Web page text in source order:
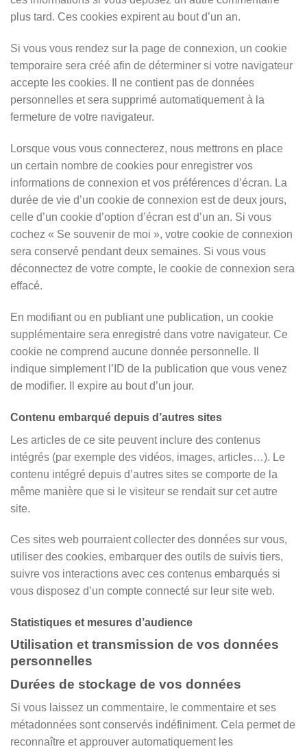
plus tard. Ces cookies expirent au bout d’un an.
Si vous vous rendez sur la page de connexion, un cookie
temporaire sera créé afin de déterminer si votre navigateur
accepte les cookies. Il ne contient pas de données
personnelles et sera supprimé automatiquement à la
fermeture de votre navigateur.
Lorsque vous vous connecterez, nous mettrons en place
un certain nombre de cookies pour enregistrer vos
informations de connexion et vos préférences d’écran. La
durée de vie d’un cookie de connexion est de deux jours,
celle d’un cookie d’option d’écran est d’un an. Si vous
cochez « Se souvenir de moi », votre cookie de connexion
sera conservé pendant deux semaines. Si vous vous
déconnectez de votre compte, le cookie de connexion sera
effacé.
En modifiant ou en publiant une publication, un cookie
supplémentaire sera enregistré dans votre navigateur. Ce
cookie ne comprend aucune donnée personnelle. Il
indique simplement l’ID de la publication que vous venez
de modifier. Il expire au bout d’un jour.
Contenu embarqué depuis d’autres sites
Les articles de ce site peuvent inclure des contenus
intégrés (par exemple des vidéos, images, articles…). Le
contenu intégré depuis d’autres sites se comporte de la
même manière que si le visiteur se rendait sur cet autre
site.
Ces sites web pourraient collecter des données sur vous,
utiliser des cookies, embarquer des outils de suivis tiers,
suivre vos interactions avec ces contenus embarqués si
vous disposez d’un compte connecté sur leur site web.
Statistiques et mesures d’audience
Utilisation et transmission de vos données
personnelles
Durées de stockage de vos données
Si vous laissez un commentaire, le commentaire et ses
métadonnées sont conservés indéfiniment. Cela permet de
reconnaître et approuver automatiquement les